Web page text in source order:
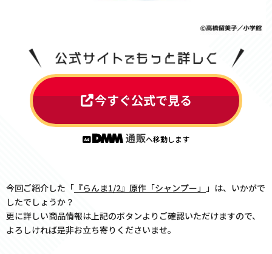
今すぐ公式で見る
へ移動します
今回ご紹介した「 『らんま1/2』原作「シャンプー」 」は、いかがで
したでしょうか？
更に詳しい商品情報は上記のボタンよりご確認いただけますので、
よろしければ是非お立ち寄りくださいませ。